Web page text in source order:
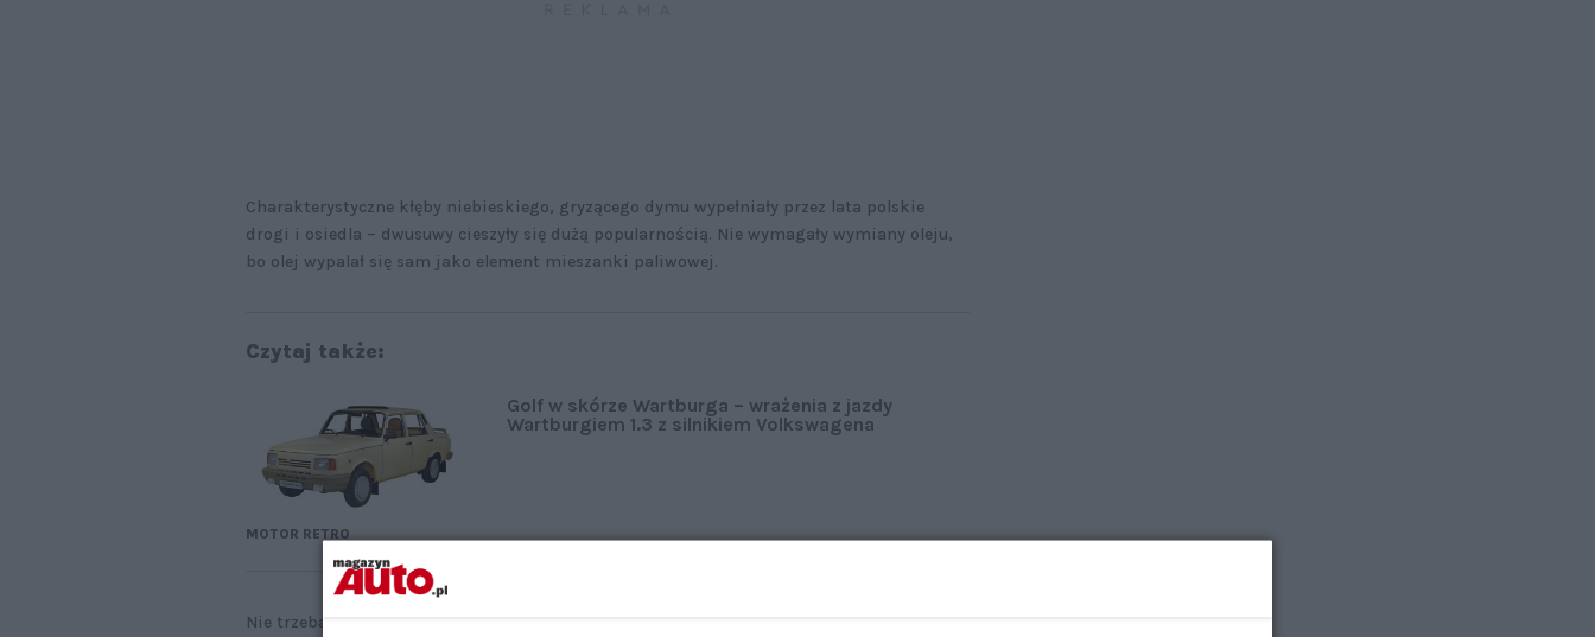
Charakterystyczne kłęby niebieskiego, gryzącego dymu wypełniały przez lata polskie
drogi i osiedla – dwusuwy cieszyły się dużą popularnością. Nie wymagały wymiany oleju,
bo olej wypalał się sam jako element mieszanki paliwowej.
Czytaj także:
MOTOR RETRO
Golf w skórze Wartburga – wrażenia z jazdy
Wartburgiem 1.3 z silnikiem Volkswagena
Nie trzeba było regulować zaworów, wymieniać rozrządu i dbać o rozgrzewanie silnika